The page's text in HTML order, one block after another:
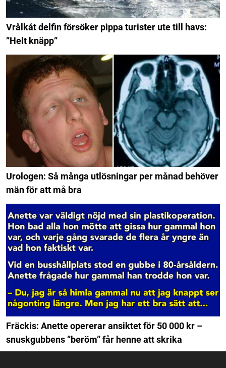
Vrålkåt delfin försöker pippa turister ute till havs:
”Helt knäpp”
Urologen: Så många utlösningar per månad behöver
män för att må bra
Fräckis: Anette opererar ansiktet för 50 000 kr –
snuskgubbens ”beröm” får henne att skrika